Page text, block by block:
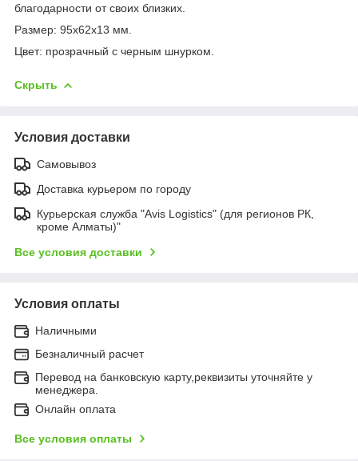
благодарности от своих близких.
Размер: 95x62x13 мм.
Цвет: прозрачный с черным шнурком.
Скрыть
Условия доставки
Самовывоз
Доставка курьером по городу
Курьерская служба "Avis Logistics" (для регионов РК,
кроме Алматы)"
Все условия доставки
Условия оплаты
Наличными
Безналичный расчет
Перевод на банковскую карту,реквизиты уточняйте у
менеджера.
Онлайн оплата
Все условия оплаты